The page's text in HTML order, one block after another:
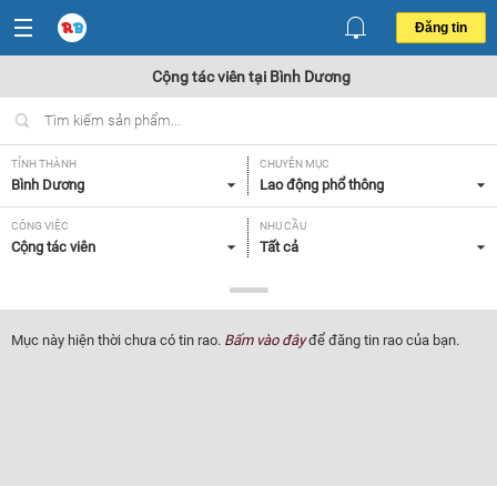
Đăng tin
Cộng tác viên tại Bình Dương
TỈNH THÀNH
Bình Dương
CHUYÊN MỤC
Lao động phổ thông
CÔNG VIỆC
Cộng tác viên
NHU CẦU
Tất cả
Tất cả
Mục này hiện thời chưa có tin rao. Bấm vào đâyđể đăng tin rao của bạn.